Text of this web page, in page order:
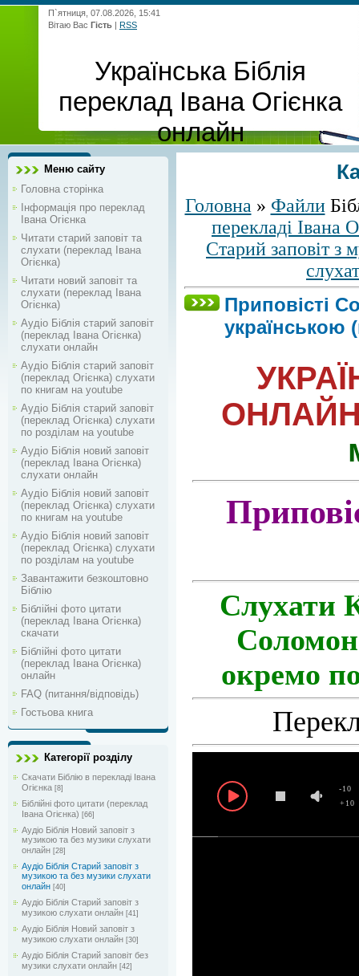
П`ятниця, 07.08.2026, 15:41
Вітаю Вас Гість | RSS
Українська Біблія
переклад Івана Огієнка
онлайн
Меню сайту
Головна сторінка
Інформація про переклад
Івана Огієнка
Читати старий заповіт та
слухати (переклад Івана
Огієнка)
Читати новий заповіт та
слухати (переклад Івана
Огієнка)
Аудіо Біблія старий заповіт
(переклад Івана Огієнка)
слухати онлайн
Аудіо Біблія старий заповіт
(переклад Огієнка) слухати
по книгам на youtube
Аудіо Біблія старий заповіт
(переклад Огієнка) слухати
по розділам на youtube
Аудіо Біблія новий заповіт
(переклад Івана Огієнка)
слухати онлайн
Аудіо Біблія новий заповіт
(переклад Огієнка) слухати
по книгам на youtube
Аудіо Біблія новий заповіт
(переклад Огієнка) слухати
по розділам на youtube
Завантажити безкоштовно
Біблію
Біблійні фото цитати
(переклад Івана Огієнка)
скачати
Біблійні фото цитати
(переклад Івана Огієнка)
онлайн
FAQ (питання/відповідь)
Гостьова книга
Категорії розділу
Скачати Біблію в перекладі Івана
Огієнка [8]
Біблійні фото цитати (переклад
Івана Огієнка) [66]
Аудіо Біблія Новий заповіт з
музикою та без музики слухати
онлайн [28]
Аудіо Біблія Старий заповіт з
музикою та без музики слухати
онлайн [40]
Аудіо Біблія Старий заповіт з
музикою слухати онлайн [41]
Аудіо Біблія Новий заповіт з
музикою слухати онлайн [30]
Аудіо Біблія Старий заповіт без
музики слухати онлайн [42]
Головна» Файли
перекладі Івана
Старий заповіт з
Приповісті
українською
Слухати
окремо
+10
-10